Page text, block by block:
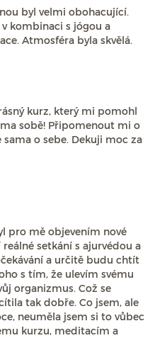
byl velmi obohacující.
kombinaci s jógou a
Atmosféra byla skvělá.
kurz, který mi pomohl
sobě! Připomenout mi o
o sebe. Dekuji moc za
pro mě objevením nové
setkání s ajurvédou a
a určitě budu chtít
s tím, že ulevím svému
organizmus. Což se
tak dobře. Co jsem, ale
neuměla jsem si to vůbec
kurzu, meditacím a